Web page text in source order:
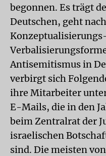
begonnen. Es trägt
Deutschen, geht
Antisemitismus in
verbirgt sich
ihre Mitarbeiter
E-Mails, die in den
beim Zentralrat der
israelischen
sind. Die meisten